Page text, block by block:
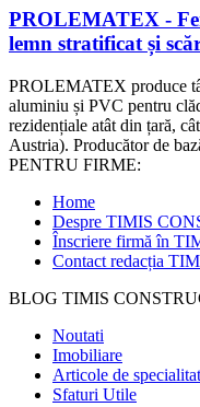
PROLEMATEX -
lemn stratificat și
PROLEMATEX produce
aluminiu și PVC pentru
rezidențiale atât din țară,
Austria). Producător de
PENTRU FIRME:
Home
Despre TIMIS
Înscriere firmă în
Contact redacția
BLOG TIMIS
Noutati
Imobiliare
Articole de
Sfaturi Utile